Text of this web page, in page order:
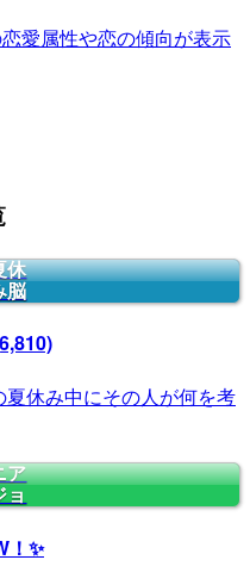
愛属性や恋の傾向が表示
休
脳
休み中にその人が何を考
ア
ョ
！✨